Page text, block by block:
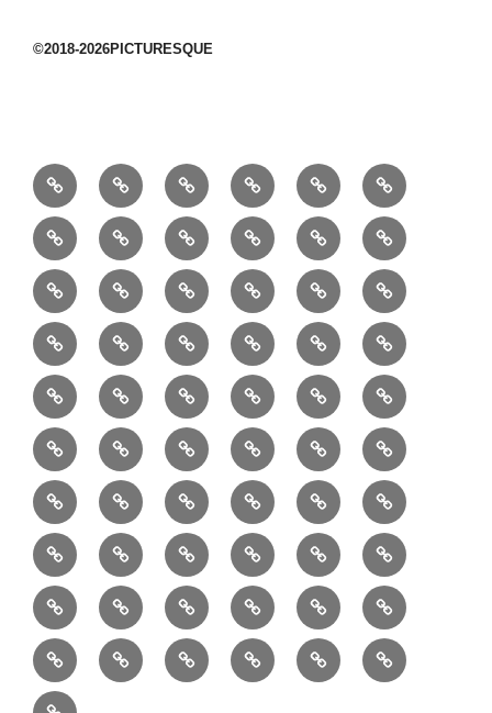
©2018-2026PICTURESQUE
1/10：
材
料
10/10：
ジ
ュ
エ
リ
ー
2/10：
製
作
3/10：
は
ぎ
れ
4/10：
Ｈ
Ｍ
Ｂ
教
室
5/10：
事
業
6/10：
読
書
7/10：
食・
健
康
8/10：
リ
フ
ォ
ー
ム
9/10：
コ
ー
デ
creema
で
販
売
中
の
ハ
ン
ド
メ
イ
ド
バ
ッ
グ
①
入
園
バ
ッ
グ
セ
ッ
ト
②
半
月
型
③
巾
着
袋
（縦
長）
④
巾
着
袋
（小）
⑤
巾
着
シ
ョ
ル
ダ
ー
⑥
小
動
物
用
小
物
⑦
リ
ュ
ッ
ク
⑧
メ
ッ
セ
ン
ジ
ャ
ー
⑨
ミ
シ
ン
カ
バ
ー
⑩
マ
チ
無
し
シ
ョ
ル
ダ
ー
（定
番
品
⑪
マ
ス
ク
⑫
ポ
ー
チ
⑬
ボ
デ
ィ
ー
バ
ッ
グ
⑭
ボ
ッ
ク
ス
型
⑮
ボ
ス
ト
ン
⑯
ヘ
ル
メ
ッ
ト
バ
ッ
グ
⑰
ピ
ン
タ
ッ
ク
バ
ッ
グ
⑱
ビ
ジ
ネ
ス
バ
ッ
グ
⑲
バ
ニ
テ
ィ
ー
⑳
ハ
ン
ド
バ
ッ
グ
お
取
引
の
流
れ
お
問
合
せ
及
び
ご
相
談
デ
ジ
タ
ル
コ
ン
テ
ン
ツ
デ
ジ
タ
ル
コ
ン
テ
ン
ツ
ブ
ロ
グ
プ
ラ
イ
バ
シ
ー
ポ
リ
ラ
ン
デ
ィ
ン
グ
ペ
ル
ー
ル
レ
ン
タ
ル
ジ
ュ
エ
レ
ン
タ
ル
ジ
ュ
エ
㉑
イ
ン
テ
リ
ア
収
㉒
エ
コ
バ
ッ
グ
㉓
楽
器
入
れ
㉔
ナ
ッ
プ
サ
ッ
㉕
ド
ー
ム
型
㉖
ド
イ
リ
ー
㉗
オ
ー
ル
イ
ン
㉘
カ
ー
テ
㉙
ク
ッ
シ
㉚
ク
ラ
ッ
㉛
ト
ー
ト
㉜
洋
服
ラ
事
業
者
か
事
業
者
伝
言
共
有
最
近
本
物
製
作
Ｓ